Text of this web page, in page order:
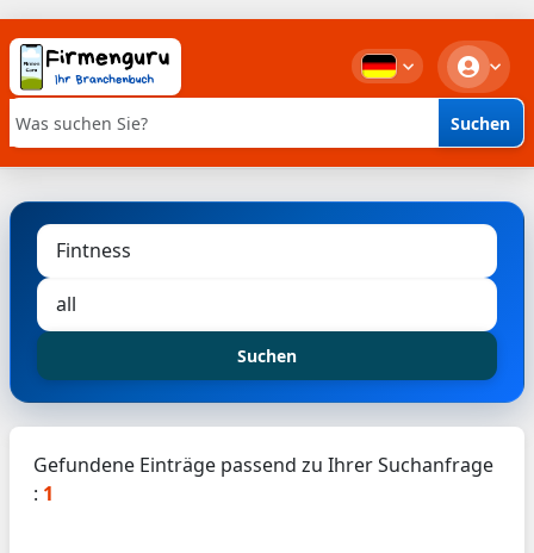
Stichwortsuche Suchen
Suchen
Gefundene Einträge passend zu Ihrer Suchanfrage
: 1